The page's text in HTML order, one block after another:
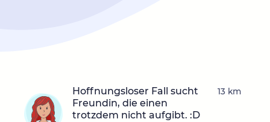
Hoffnungsloser Fall sucht
Freundin, die einen
trotzdem nicht aufgibt. :D
13 km